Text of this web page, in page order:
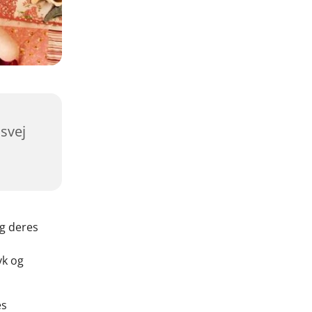
deres
og